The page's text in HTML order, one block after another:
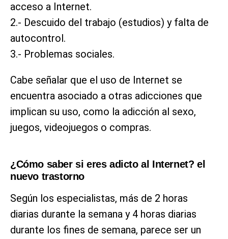
acceso a Internet.
2.- Descuido del trabajo (estudios) y falta de
autocontrol.
3.- Problemas sociales.
Cabe señalar que el uso de Internet se
encuentra asociado a otras adicciones que
implican su uso, como la adicción al sexo,
juegos, videojuegos o compras.
¿Cómo saber si eres adicto al Internet? el
nuevo trastorno
Según los especialistas, más de 2 horas
diarias durante la semana y 4 horas diarias
durante los fines de semana, parece ser un